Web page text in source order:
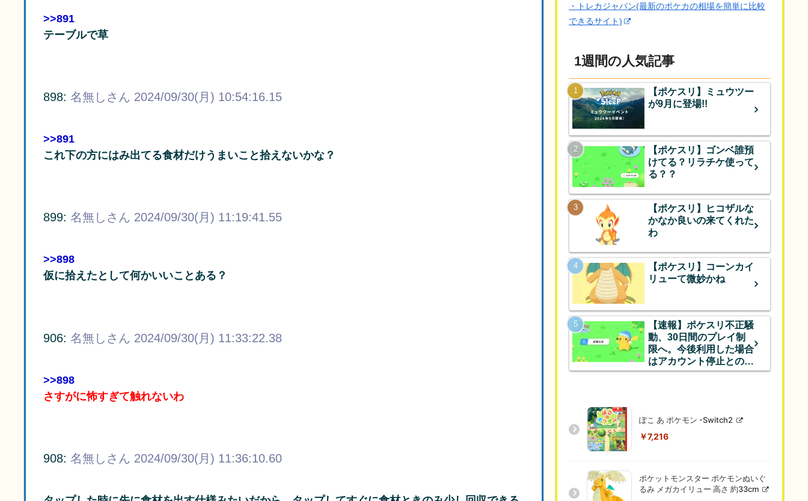
>>891
テーブルで草
898: 名無しさん 2024/09/30(月) 10:54:16.15
>>891
これ下の方にはみ出てる食材だけうまいこと拾えないかな？
899: 名無しさん 2024/09/30(月) 11:19:41.55
>>898
仮に拾えたとして何かいいことある？
906: 名無しさん 2024/09/30(月) 11:33:22.38
>>898
さすがに怖すぎて触れないわ
908: 名無しさん 2024/09/30(月) 11:36:10.60
・トレカジャパン(最新のポケカの相場を簡単に比較
できるサイト)
1週間の人気記事
【ポケスリ】ミュウツー
が9月に登場!!
【ポケスリ】ゴンベ誰預
けてる？リラチケ使って
る？？
【ポケスリ】ヒコザルな
かなか良いの来てくれた
わ
【ポケスリ】コーンカイ
リューて微妙かね
【速報】ポケスリ不正騒
動、30日間のプレイ制
限へ。今後利用した場合
はアカウント停止とのこ
と
ぽこ あ ポケモン -Switch2
￥7,216
ポケットモンスター ポケモンぬいぐ
るみ メガカイリュー 高さ 約33cm